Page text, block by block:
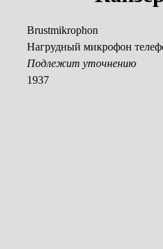
Brustmikrophon
Нагрудный микрофон
Подлежит уточнению
1937